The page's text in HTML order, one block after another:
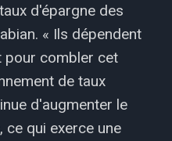
d'épargne des
« Ils dépendent
pour combler cet
de taux
d'augmenter le
qui exerce une